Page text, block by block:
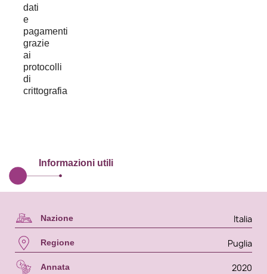
Informazioni utili
Nazione Italia
Regione Puglia
Annata 2020